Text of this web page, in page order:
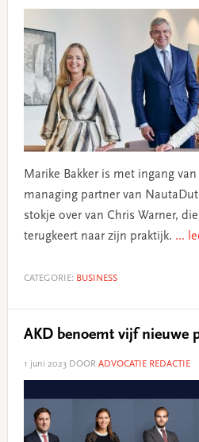
Marike Bakker is met ingang
managing partner van
stokje over van Chris Warner,
terugkeert naar zijn praktijk. ...
CATEGORIE: BUSINESS
AKD benoemt vijf nieuwe
1 juni 2023DOOR ADVOCATIE REDACTIE